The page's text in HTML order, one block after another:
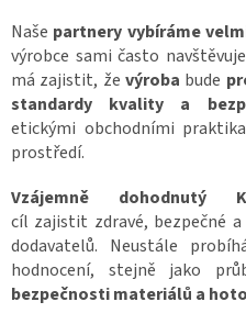
Naše partnery vybíráme
výrobce sami často
má zajistit, že výroba bude
standardy kvality a
etickými obchodními
prostředí.
Vzájemně dohodnutý
cíl zajistit zdravé, bezpečné
dodavatelů. Neustále
hodnocení, stejně jako
bezpečnosti materiálů a